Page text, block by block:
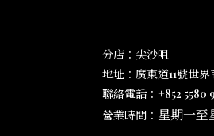
分店：尖沙咀
地址：廣東道11號世界
聯絡電話：+852 5580
營業時間： 星期一至